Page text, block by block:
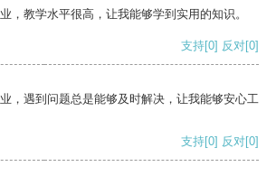
，教学水平很高，让我能够学到实用的知识。
支持[0] 反对[0]
，遇到问题总是能够及时解决，让我能够安心工
支持[0] 反对[0]